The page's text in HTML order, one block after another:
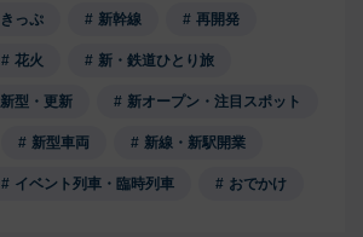
きっぷ 新幹線 再開発
花火 新・鉄道ひとり旅
新型・更新 新オープン・注目スポット
新型車両 新線・新駅開業
イベント列車・臨時列車 おでかけ